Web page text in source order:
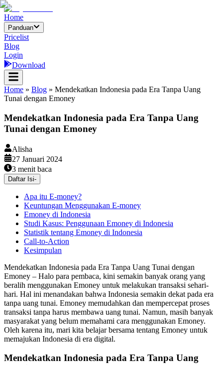
Home
Panduan
Pricelist
Blog
Login
Download
Home » Blog » Mendekatkan Indonesia pada Era Tanpa Uang
Tunai dengan Emoney
Mendekatkan Indonesia pada Era Tanpa Uang
Tunai dengan Emoney
Alisha
27 Januari 2024
3 menit baca
Daftar Isi-
Apa itu E-money?
Keuntungan Menggunakan E-money
Emoney di Indonesia
Studi Kasus: Penggunaan Emoney di Indonesia
Statistik tentang Emoney di Indonesia
Call-to-Action
Kesimpulan
Mendekatkan Indonesia pada Era Tanpa Uang Tunai dengan
Emoney – Halo para pembaca, kini semakin banyak orang yang
beralih menggunakan Emoney untuk melakukan transaksi sehari-
hari. Hal ini menandakan bahwa Indonesia semakin dekat pada era
tanpa uang tunai. Emoney memudahkan dan mempercepat proses
transaksi tanpa harus membawa uang tunai. Namun, masih banyak
masyarakat yang belum memahami cara menggunakan Emoney.
Oleh karena itu, mari kita belajar bersama tentang Emoney untuk
memajukan Indonesia di era digital.
Mendekatkan Indonesia pada Era Tanpa Uang